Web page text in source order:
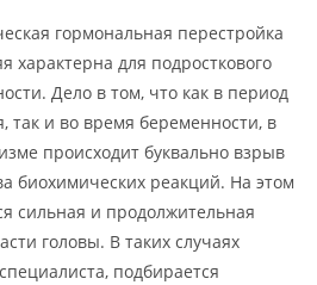
гормональная перестройка
характерна для подросткового
Дело в том, что как в период
так и во время беременности, в
происходит буквально взрыв
биохимических реакций. На этом
сильная и продолжительная
головы. В таких случаях
подбирается